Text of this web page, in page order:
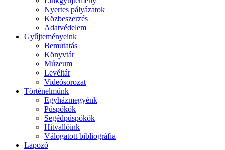
Nyertes pályázatok
Közbeszerzés
Adatvédelem
Gyűjteményeink
Bemutatás
Könyvtár
Múzeum
Levéltár
Videósorozat
Történelmünk
Egyházmegyénk
Püspökök
Segédpüspökök
Hitvallóink
Válogatott bibliográfia
Lapozó